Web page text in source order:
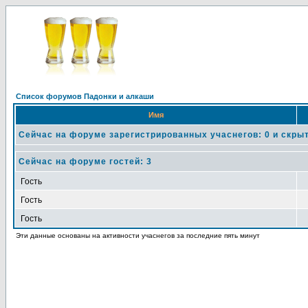
Список форумов Падонки и алкаши
Имя
Сейчас на форуме зарегистрированных учаснегов: 0 и
Сейчас на форуме гостей: 3
Гость
Гость
Гость
Эти данные основаны на активности учаснегов за последние пять минут